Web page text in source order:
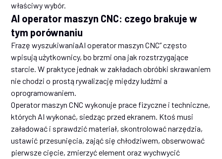
właściwy wybór.
AI operator maszyn CNC: czego brakuje w
tym porównaniu
Frazę wyszukiwaniaAI operator maszyn CNC” często
wpisują użytkownicy, bo brzmi ona jak rozstrzygające
starcie. W praktyce jednak w zakładach obróbki skrawaniem
nie chodzi o prostą rywalizację między ludźmi a
oprogramowaniem.
Operator maszyn CNC wykonuje prace fizyczne i techniczne,
których AI wykonać, siedząc przed ekranem. Ktoś musi
załadować i sprawdzić materiał, skontrolować narzędzia,
ustawić przesunięcia, zająć się chłodziwem, obserwować
pierwsze cięcie, zmierzyć element oraz wychwycić